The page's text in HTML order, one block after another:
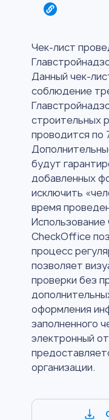
Чек-лист
Данный чек-
соблюдение
строительных
проводится по
будут
добавленных
исключить
время
Использование
CheckOffice
процесс
позволяет
проверки без
оформления
заполненного
электронный
организации.